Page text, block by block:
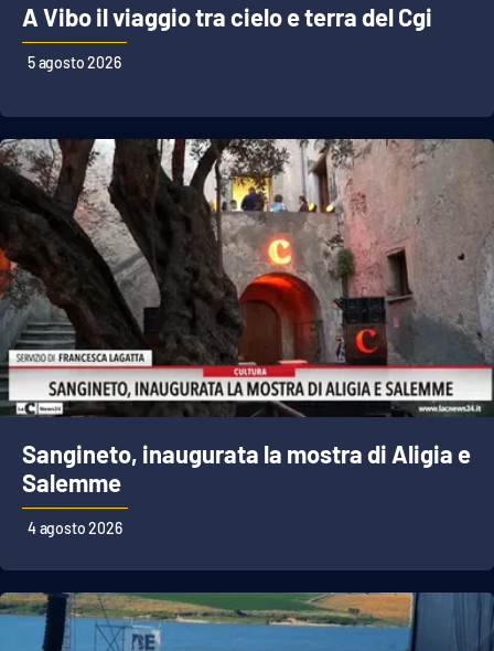
A Vibo il viaggio tra cielo e terra del Cgi
5 agosto 2026
Sangineto, inaugurata la mostra di Aligia e
Salemme
4 agosto 2026